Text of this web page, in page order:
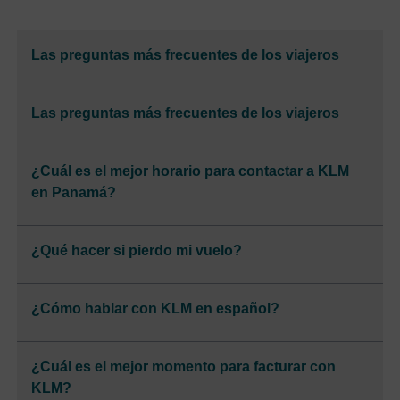
Las preguntas más frecuentes de los viajeros
Las preguntas más frecuentes de los viajeros
¿Cuál es el mejor horario para contactar a KLM
en Panamá?
¿Qué hacer si pierdo mi vuelo?
¿Cómo hablar con KLM en español?
¿Cuál es el mejor momento para facturar con
KLM?